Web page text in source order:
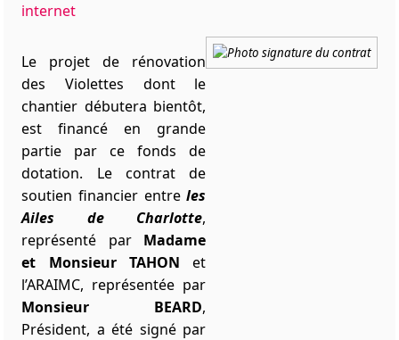
internet
Le projet de rénovation
des Violettes dont le
chantier débutera bientôt,
est financé en grande
partie par ce fonds de
dotation. Le contrat de
soutien financier entreles
Ailes de Charlotte,
représenté par Madame
et Monsieur TAHON et
l’ARAIMC, représentée par
Monsieur BEARD,
Président, a été signé par